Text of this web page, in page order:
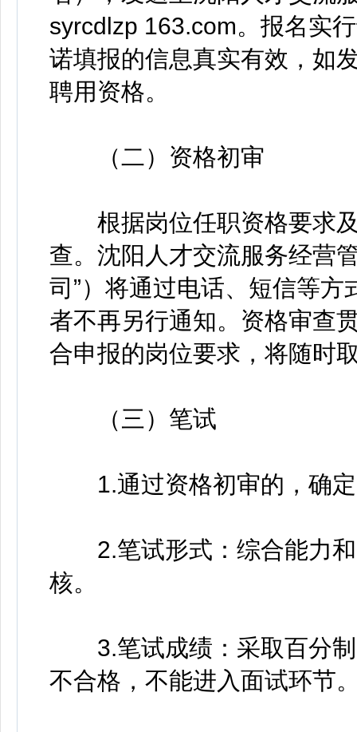
syrcdlzp 163.com。报名实
诺填报的信息真实有效，如
聘用资格。
（二）资格初审
根据岗位任职资格要求及
查。沈阳人才交流服务经营
司”）将通过电话、短信等
者不再另行通知。资格审查
合申报的岗位要求，将随时
（三）笔试
1.通过资格初审的，确定
2.笔试形式：综合能力和
核。
3.笔试成绩：采取百分制
不合格，不能进入面试环节